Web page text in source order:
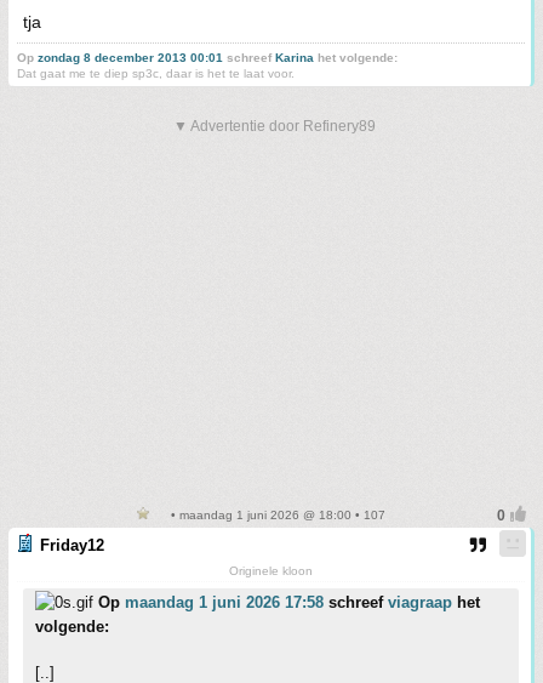
tja
Op zondag 8 december 2013 00:01 schreefKarina het volgende:
Dat gaat me te diep sp3c, daar is het te laat voor.
▼ Advertentie door Refinery89
• maandag 1 juni 2026 @ 18:00 • 107
Friday12
Originele kloon
Op maandag 1 juni 2026 17:58 schreef viagraap het
volgende:
[..]